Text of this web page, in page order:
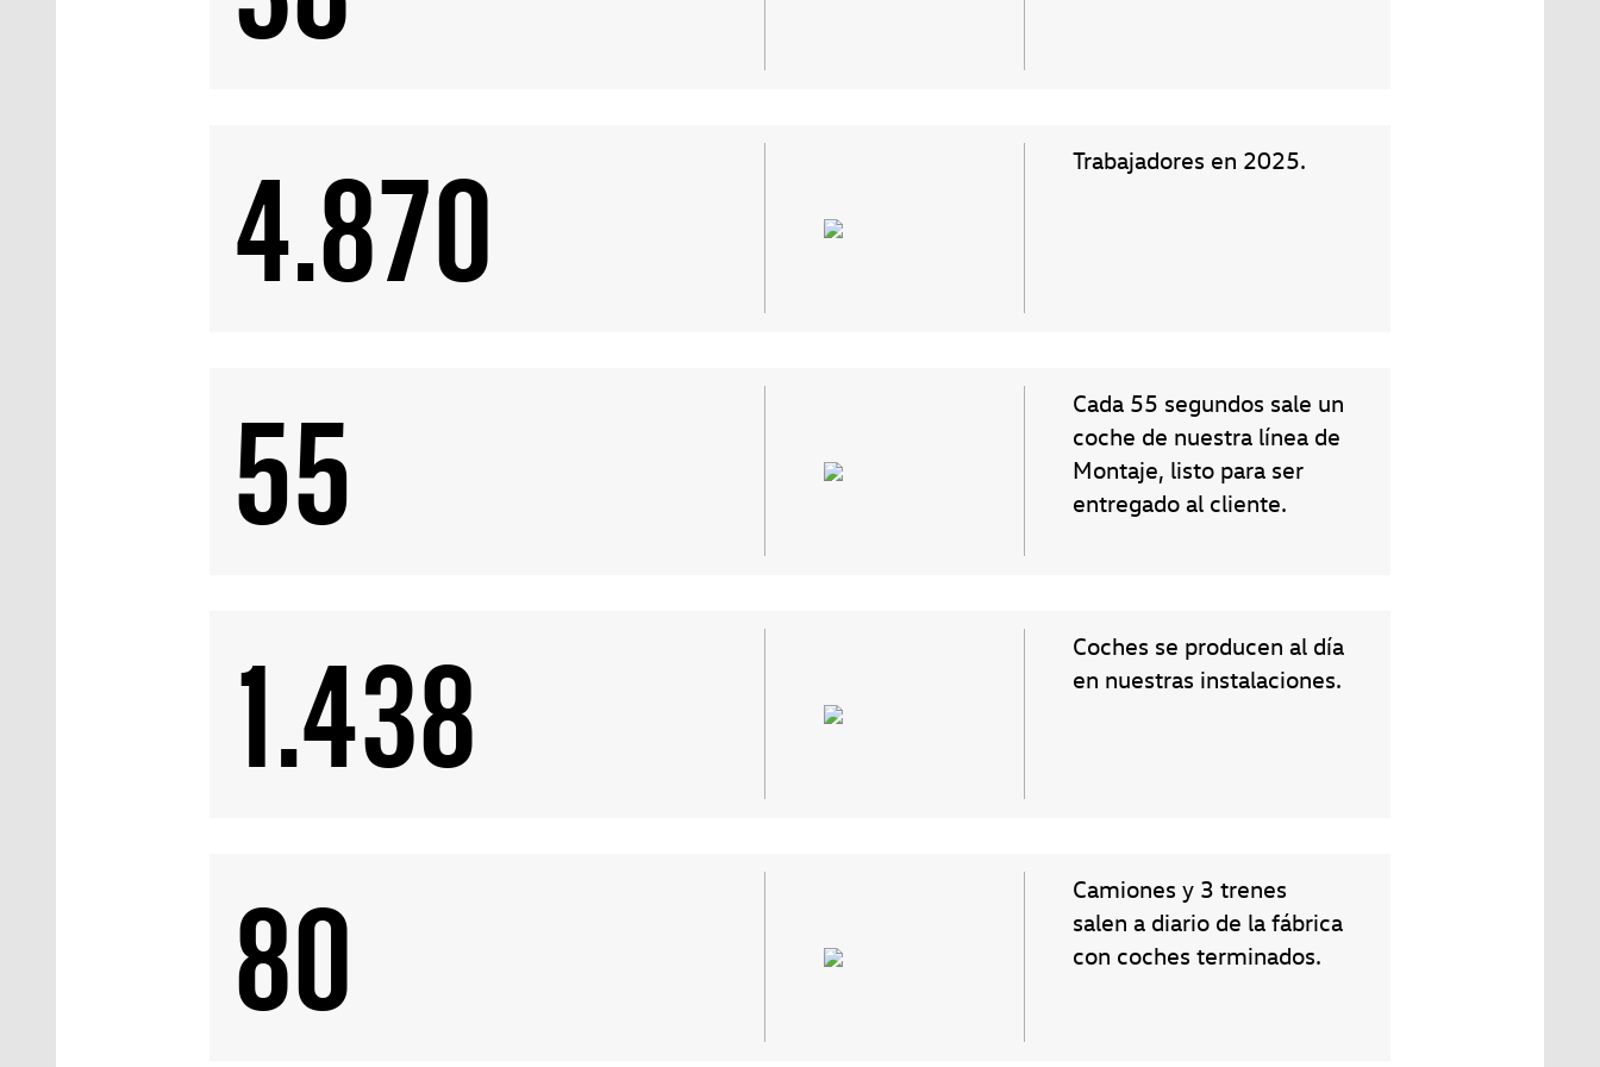
4.870
Trabajadores en 2025.
55
Cada 55 segundos sale un
coche de nuestra línea de
Montaje, listo para ser
entregado al cliente.
1.438
Coches se producen al día
en nuestras instalaciones.
80
Camiones y 3 trenes
salen a diario de la fábrica
con coches terminados.